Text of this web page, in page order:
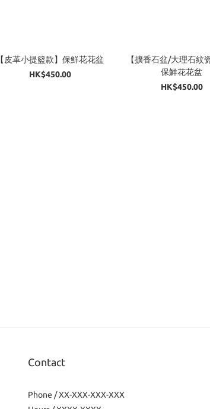
【皮革小提籃款】保鮮花花盆
HK$450.00
【擴香石盆/大理石紋
保鮮花花盆
HK$450.00
Contact
Phone / XX-XXX-XXX-XXX